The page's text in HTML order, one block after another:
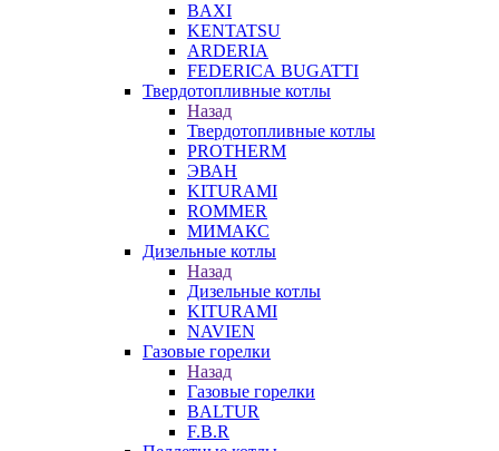
BAXI
KENTATSU
ARDERIA
FEDERICА BUGATTI
Твердотопливные котлы
Назад
Твердотопливные котлы
PROTHERM
ЭВАН
KITURAMI
ROMMER
МИМАКС
Дизельные котлы
Назад
Дизельные котлы
KITURAMI
NAVIEN
Газовые горелки
Назад
Газовые горелки
BALTUR
F.B.R